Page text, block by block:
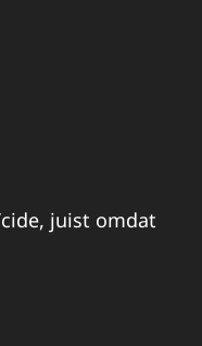
juist omdat